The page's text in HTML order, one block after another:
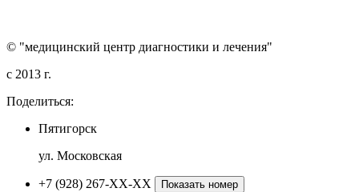
© "медицинский центр диагностики и лечения"
c 2013 г.
Поделиться:
Пятигорск
ул. Московская
+7 (928) 267-XX-XX Показать номер